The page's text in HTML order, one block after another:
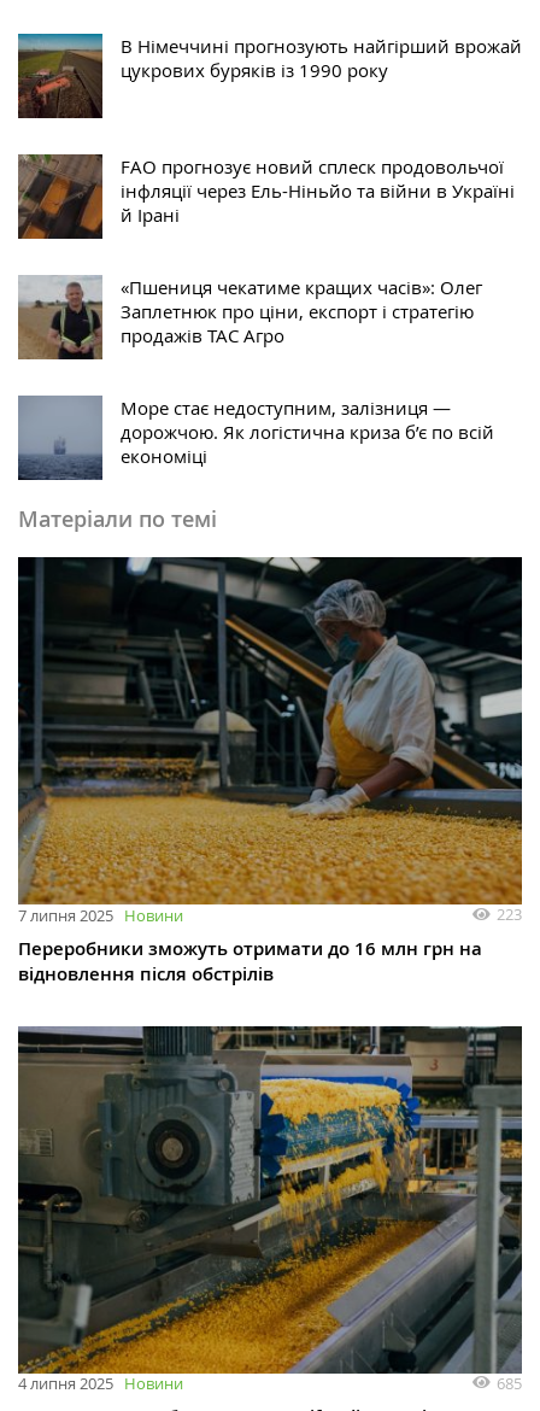
В Німеччині прогнозують найгірший врожай
цукрових буряків із 1990 року
FAO прогнозує новий сплеск продовольчої
інфляції через Ель-Ніньйо та війни в Україні
й Ірані
«Пшениця чекатиме кращих часів»: Олег
Заплетнюк про ціни, експорт і стратегію
продажів ТАС Агро
Море стає недоступним, залізниця —
дорожчою. Як логістична криза б’є по всій
економіці
Матеріали по темі
7 липня 2025 Новини 223
Переробники зможуть отримати до 16 млн грн на
відновлення після обстрілів
4 липня 2025 Новини 685